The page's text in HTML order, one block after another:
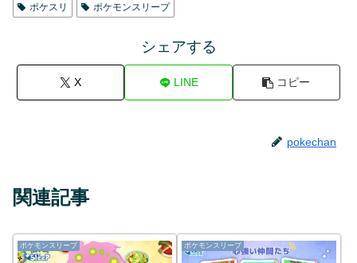
ポケスリ ポケモンスリープ
シェアする
X LINE コピー
pokechan
関連記事
ポケモンスリープ ポケモンスリープ